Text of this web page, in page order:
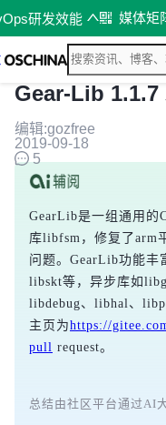
研发效能 媒体矩
Gear-Lib 1.1.7
编辑:gozfree
2019-09-18
5
GearLib是一组通用的
库libfsm，修复了arm
问题。GearLib功能
libskt等，异步库如
libdebug、libhal、
主页为https://
pull request。
总结由社区平台通过AI